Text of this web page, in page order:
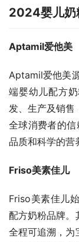
2024婴儿奶
Aptamil爱他美
Aptamil爱他美
端婴幼儿配方
发、生产及销售
全球消费者的
品质和科学的营
Friso美素佳儿
Friso美素佳儿
配方奶粉品牌。
全程可追溯，为